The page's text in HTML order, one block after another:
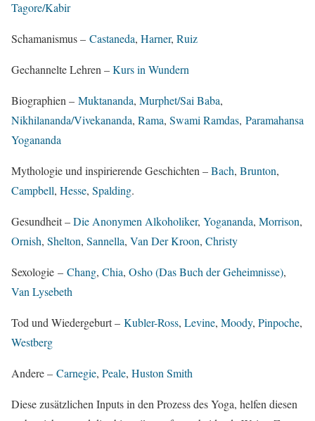
Tagore/Kabir
Schamanismus – Castaneda, Harner, Ruiz
Gechannelte Lehren –Kurs in Wundern
Biographien – Muktananda, Murphet/Sai Baba,
Nikhilananda/Vivekananda, Rama, Swami Ramdas, Paramahansa
Yogananda
Mythologie und inspirierende Geschichten –Bach, Brunton,
Campbell, Hesse, Spalding.
Gesundheit –Die Anonymen Alkoholiker, Yogananda, Morrison,
Ornish, Shelton, Sannella, Van Der Kroon, Christy
Sexologie – Chang, Chia, Osho (Das Buch der Geheimnisse),
Van Lysebeth
Tod und Wiedergeburt – Kubler-Ross, Levine, Moody, Pinpoche,
Westberg
Andere – Carnegie, Peale, Huston Smith
Diese zusätzlichen Inputs in den Prozess des Yoga, helfen diesen